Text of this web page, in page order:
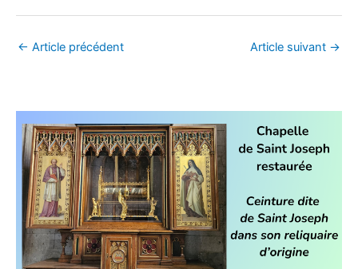
← Article précédent Article suivant →